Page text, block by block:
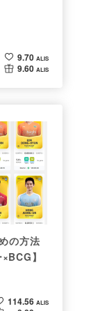
9.70 ALIS
9.60 ALIS
の方法
】
114.56 ALIS